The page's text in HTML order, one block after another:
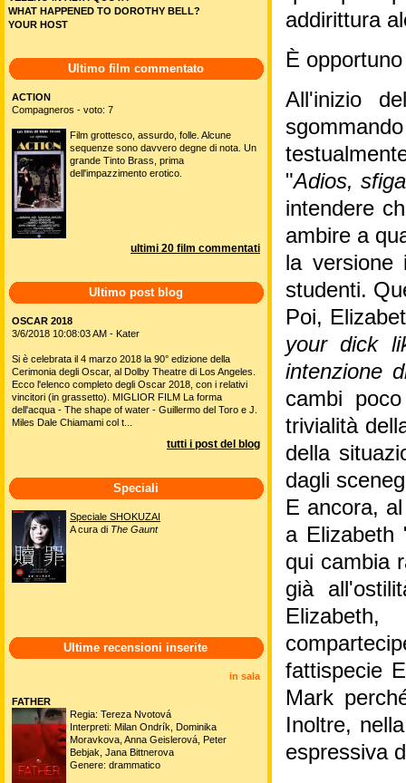
addirittura
È
All'inizio
"Adios,
intendere
ambire a
la
studenti.
Poi,
your dick
intenzione
cambi
trivialità
della
dagli
E ancora,
a Elizabeth
qui cambia
già
fattispecie
Mark
Inoltre,
espressiva
WHAT HAPPENED TO DOROTHY BELL?
YOUR HOST
Ultimo film commentato
ACTION
Compagneros - voto: 7
Film grottesco, assurdo, folle. Alcune
sequenze sono davvero degne di nota. Un
grande Tinto Brass, prima
dell'impazzimento erotico.
ultimi 20 film commentati
Ultimo post blog
OSCAR 2018
3/6/2018 10:08:03 AM - Kater
Si è celebrata il 4 marzo 2018 la 90° edizione della
Cerimonia degli Oscar, al Dolby Theatre di Los Angeles.
Ecco l'elenco completo degli Oscar 2018, con i relativi
vincitori (in grassetto). MIGLIOR FILM La forma
dell'acqua - The shape of water - Guillermo del Toro e J.
Miles Dale Chiamami col t...
tutti i post del blog
Speciali
Speciale SHOKUZAI
A cura di The Gaunt
Ultime recensioni inserite
in sala
FATHER
Regia: Tereza Nvotová
Interpreti: Milan Ondrík, Dominika
Moravkova, Anna Geislerová, Peter
Bebjak, Jana Bittnerova
Genere: drammatico